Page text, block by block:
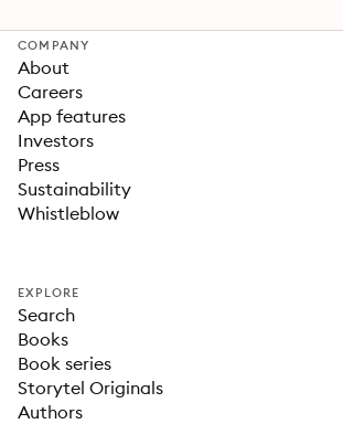
COMPANY
About
Careers
App features
Investors
Press
Sustainability
Whistleblow
EXPLORE
Search
Books
Book series
Storytel Originals
Authors